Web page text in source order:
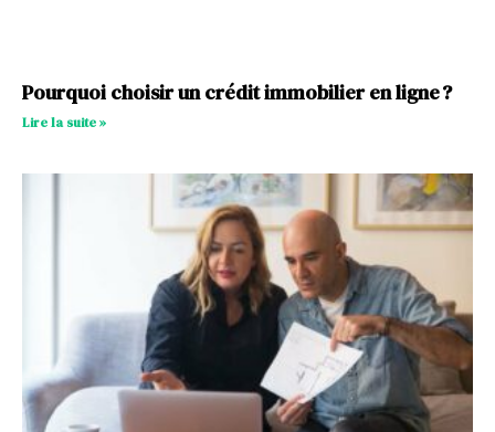
Pourquoi choisir un crédit immobilier en ligne ?
Lire la suite »